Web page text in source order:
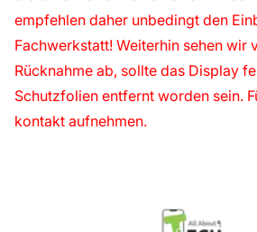
empfehlen daher unbedingt den
Fachwerkstatt! Weiterhin sehen wir
Rücknahme ab, sollte das Display
Schutzfolien entfernt worden sein.
kontakt aufnehmen.